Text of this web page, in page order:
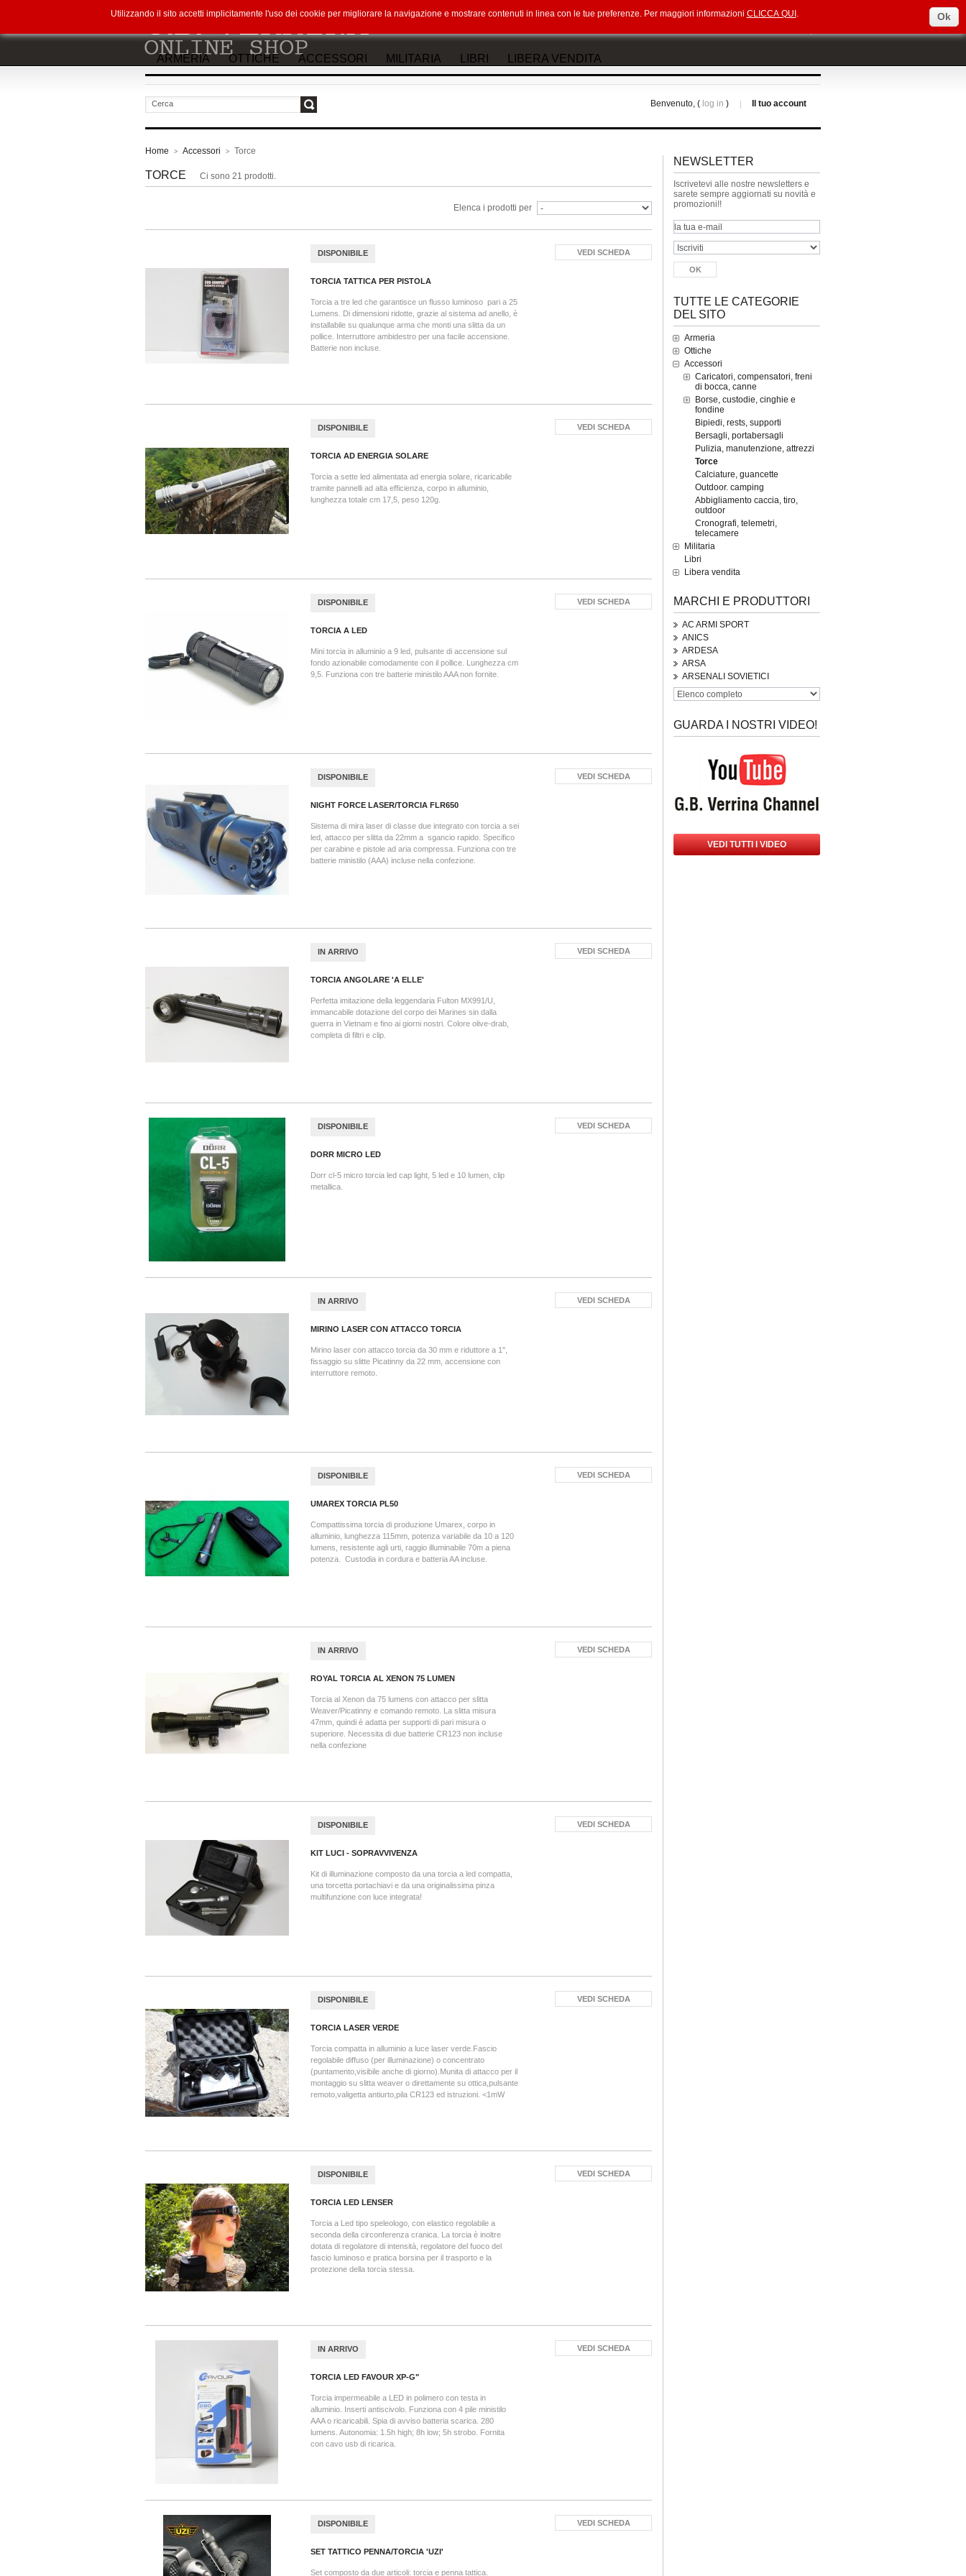
ARMERIA OTTICHE ACCESSORI MILITARIA LIBRI LIBERA VENDITA
Il tuo account
Benvenuto, ( log in )
Home > Accessori > Torce
TORCE Ci sono 21 prodotti.
Elenca i prodotti per
DISPONIBILE
TORCIA TATTICA PER PISTOLA
Torcia a tre led che garantisce un flusso luminoso pari a 25
Lumens. Di dimensioni ridotte, grazie al sistema ad anello, è
installabile su qualunque arma che monti una slitta da un
pollice. Interruttore ambidestro per una facile accensione.
Batterie non incluse.
VEDI SCHEDA
DISPONIBILE
TORCIA AD ENERGIA SOLARE
Torcia a sette led alimentata ad energia solare, ricaricabile
tramite pannelli ad alta efficienza, corpo in alluminio,
lunghezza totale cm 17,5, peso 120g.
VEDI SCHEDA
DISPONIBILE
TORCIA A LED
Mini torcia in alluminio a 9 led, pulsante di accensione sul
fondo azionabile comodamente con il pollice. Lunghezza cm
9,5. Funziona con tre batterie ministilo AAA non fornite.
VEDI SCHEDA
DISPONIBILE
NIGHT FORCE LASER/TORCIA FLR650
Sistema di mira laser di classe due integrato con torcia a sei
led, attacco per slitta da 22mm a sgancio rapido. Specifico
per carabine e pistole ad aria compressa. Funziona con tre
batterie ministilo (AAA) incluse nella confezione.
VEDI SCHEDA
IN ARRIVO
TORCIA ANGOLARE 'A ELLE'
Perfetta imitazione della leggendaria Fulton MX991/U,
immancabile dotazione del corpo dei Marines sin dalla
guerra in Vietnam e fino ai giorni nostri. Colore olive-drab,
completa di filtri e clip.
VEDI SCHEDA
DISPONIBILE
DORR MICRO LED
Dorr cl-5 micro torcia led cap light, 5 led e 10 lumen, clip
metallica.
VEDI SCHEDA
IN ARRIVO
MIRINO LASER CON ATTACCO TORCIA
Mirino laser con attacco torcia da 30 mm e riduttore a 1",
fissaggio su slitte Picatinny da 22 mm, accensione con
interruttore remoto.
VEDI SCHEDA
DISPONIBILE
UMAREX TORCIA PL50
Compattissima torcia di produzione Umarex, corpo in
alluminio, lunghezza 115mm, potenza variabile da 10 a 120
lumens, resistente agli urti, raggio illuminabile 70m a piena
potenza. Custodia in cordura e batteria AA incluse.
VEDI SCHEDA
IN ARRIVO
ROYAL TORCIA AL XENON 75 LUMEN
Torcia al Xenon da 75 lumens con attacco per slitta
Weaver/Picatinny e comando remoto. La slitta misura
47mm, quindi è adatta per supporti di pari misura o
superiore. Necessita di due batterie CR123 non incluse
nella confezione
VEDI SCHEDA
DISPONIBILE
KIT LUCI - SOPRAVVIVENZA
Kit di illuminazione composto da una torcia a led compatta,
una torcetta portachiavi e da una originalissima pinza
multifunzione con luce integrata!
VEDI SCHEDA
DISPONIBILE
TORCIA LASER VERDE
Torcia compatta in alluminio a luce laser verde.Fascio
regolabile diffuso (per illuminazione) o concentrato
(puntamento,visibile anche di giorno).Munita di attacco per il
montaggio su slitta weaver o direttamente su ottica,pulsante
remoto,valigetta antiurto,pila CR123 ed istruzioni. <1mW
VEDI SCHEDA
DISPONIBILE
TORCIA LED LENSER
Torcia a Led tipo speleologo, con elastico regolabile a
seconda della circonferenza cranica. La torcia è inoltre
dotata di regolatore di intensità, regolatore del fuoco del
fascio luminoso e pratica borsina per il trasporto e la
protezione della torcia stessa.
VEDI SCHEDA
IN ARRIVO
TORCIA LED FAVOUR XP-G"
Torcia impermeabile a LED in polimero con testa in
alluminio. Inserti antiscivolo. Funziona con 4 pile ministilo
AAA o ricaricabili. Spia di avviso batteria scarica. 280
lumens. Autonomia: 1.5h high; 8h low; 5h strobo. Fornita
con cavo usb di ricarica.
VEDI SCHEDA
DISPONIBILE
SET TATTICO PENNA/TORCIA 'UZI'
Set composto da due articoli: torcia e penna tattica.
VEDI SCHEDA
NEWSLETTER
Iscrivetevi alle nostre newsletters e
sarete sempre aggiornati su novità e
promozioni!!
TUTTE LE CATEGORIE
DEL SITO
Armeria
Ottiche
Accessori
Caricatori, compensatori, freni
di bocca, canne
Borse, custodie, cinghie e
fondine
Bipiedi, rests, supporti
Bersagli, portabersagli
Pulizia, manutenzione, attrezzi
Torce
Calciature, guancette
Outdoor. camping
Abbigliamento caccia, tiro,
outdoor
Cronografi, telemetri,
telecamere
Militaria
Libri
Libera vendita
MARCHI E PRODUTTORI
AC ARMI SPORT
ANICS
ARDESA
ARSA
ARSENALI SOVIETICI
GUARDA I NOSTRI VIDEO!
VEDI TUTTI I VIDEO
Utilizzando il sito accetti implicitamente l'uso dei cookie per migliorare la navigazione e mostrare contenuti in linea con le tue preferenze. Per maggiori informazioni CLICCA QUI . Ok